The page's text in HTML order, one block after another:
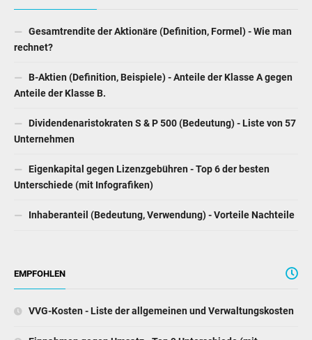
Gesamtrendite der Aktionäre (Definition, Formel) - Wie man
rechnet?
B-Aktien (Definition, Beispiele) - Anteile der Klasse A gegen
Anteile der Klasse B.
Dividendenaristokraten S & P 500 (Bedeutung) - Liste von 57
Unternehmen
Eigenkapital gegen Lizenzgebühren - Top 6 der besten
Unterschiede (mit Infografiken)
Inhaberanteil (Bedeutung, Verwendung) - Vorteile Nachteile
EMPFOHLEN
VVG-Kosten - Liste der allgemeinen und Verwaltungskosten